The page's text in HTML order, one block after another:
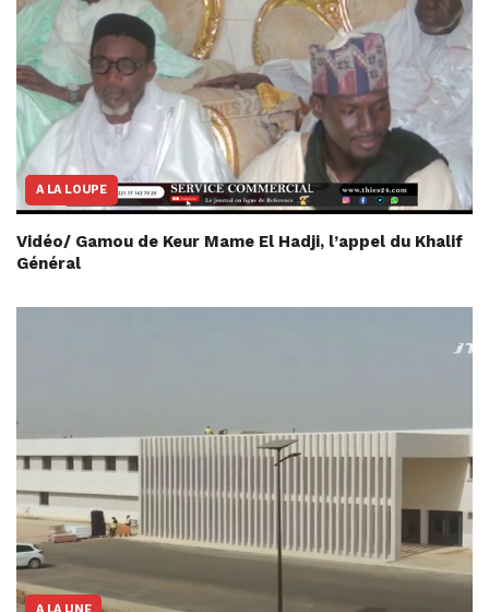
A LA LOUPE
Vidéo/ Gamou de Keur Mame El Hadji, l’appel du Khalif
Général
A LA UNE